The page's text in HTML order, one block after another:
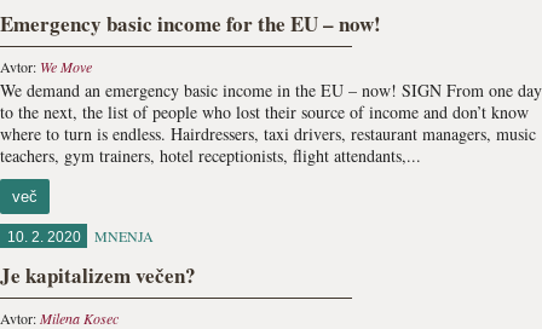
Emergency basic income for the EU – now!
Avtor: We Move
We demand an emergency basic income in the EU – now! SIGN From one day
to the next, the list of people who lost their source of income and don’t know
where to turn is endless. Hairdressers, taxi drivers, restaurant managers, music
teachers, gym trainers, hotel receptionists, flight attendants,...
več
10. 2. 2020 MNENJA
Je kapitalizem večen?
Avtor:Milena Kosec